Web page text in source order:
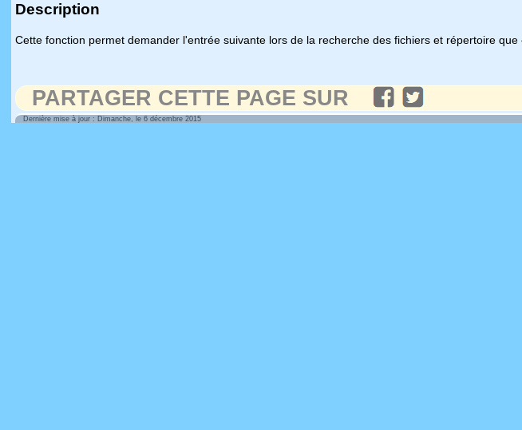
Description
Cette fonction permet demander l'entrée suivante lors de la recherche des fichiers et répertoire
PARTAGER CETTE PAGE SUR
Dernière mise à jour : Dimanche, le 6 décembre 2015